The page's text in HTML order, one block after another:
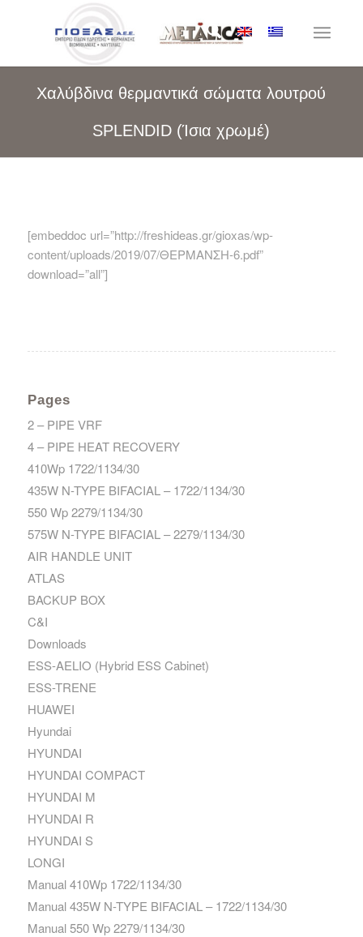
Χαλύβδινα θερμαντικά σώματα λουτρού
SPLENDID (Ίσια χρωμέ)
[embeddoc url=”http://freshideas.gr/gioxas/wp-
content/uploads/2019/07/ΘΕΡΜΑΝΣΗ-6.pdf”
download=”all”]
Pages
2 – PIPE VRF
4 – PIPE HEAT RECOVERY
410Wp 1722/1134/30
435W N-TYPE BIFACIAL – 1722/1134/30
550 Wp 2279/1134/30
575W N-TYPE BIFACIAL – 2279/1134/30
AIR HANDLE UNIT
ATLAS
BACKUP BOX
C&I
Downloads
ESS-AELIO (Hybrid ESS Cabinet)
ESS-TRENE
HUAWEI
Hyundai
HYUNDAI
HYUNDAI COMPACT
HYUNDAI M
HYUNDAI R
HYUNDAI S
LONGI
Manual 410Wp 1722/1134/30
Manual 435W N-TYPE BIFACIAL – 1722/1134/30
Manual 550 Wp 2279/1134/30